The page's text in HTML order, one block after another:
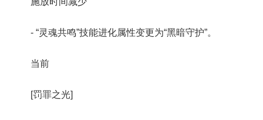
- “灵魂共鸣”技能进化属性变更为“黑暗守护”。
当前
[罚罪之光]